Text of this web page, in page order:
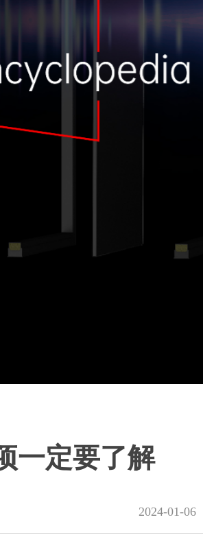
一定要了解
2024-01-06